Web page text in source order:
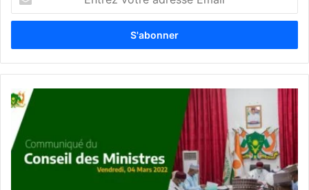
t
e
z
o
t
e
a